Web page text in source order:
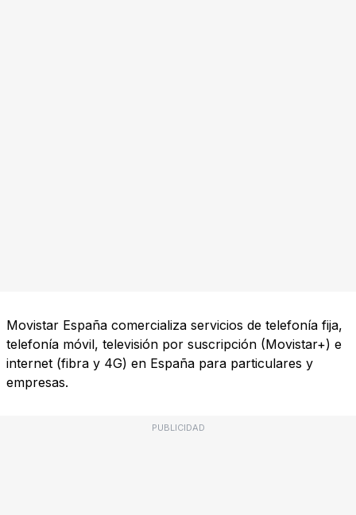
Movistar España comercializa servicios de telefonía fija,
telefonía móvil, televisión por suscripción (Movistar+) e
internet (fibra y 4G) en España para particulares y
empresas.
PUBLICIDAD